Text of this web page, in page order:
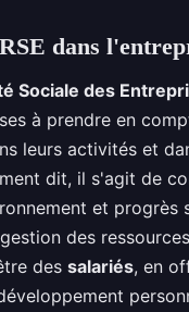
dans
Sociale des
à prendre en
leurs activités et
dit, il s'agit de
et progrès
des
des salariés, en